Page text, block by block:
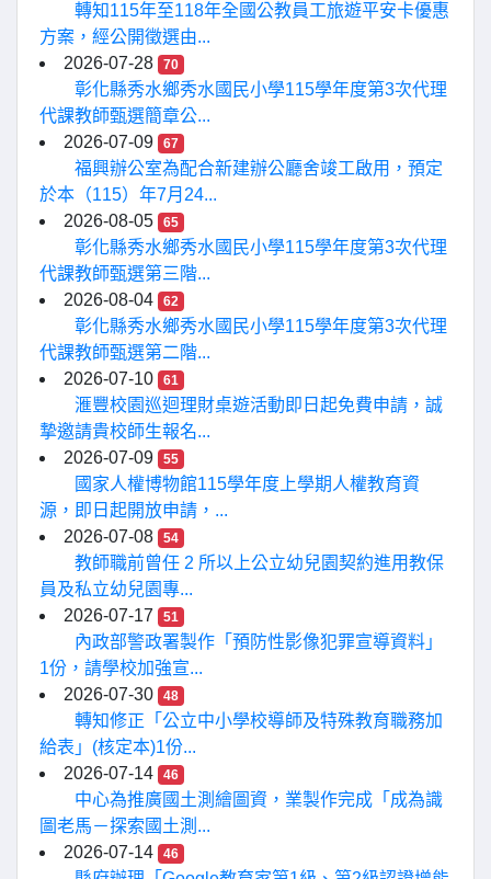
轉知115年至118年全國公教員工旅遊平安卡優惠
方案，經公開徵選由...
2026-07-28
70
彰化縣秀水鄉秀水國民小學115學年度第3次代理
代課教師甄選簡章公...
2026-07-09
67
福興辦公室為配合新建辦公廳舍竣工啟用，預定
於本（115）年7月24...
2026-08-05
65
彰化縣秀水鄉秀水國民小學115學年度第3次代理
代課教師甄選第三階...
2026-08-04
62
彰化縣秀水鄉秀水國民小學115學年度第3次代理
代課教師甄選第二階...
2026-07-10
61
滙豐校園巡迴理財桌遊活動即日起免費申請，誠
摯邀請貴校師生報名...
2026-07-09
55
國家人權博物館115學年度上學期人權教育資
源，即日起開放申請，...
2026-07-08
54
教師職前曾任 2 所以上公立幼兒園契約進用教保
員及私立幼兒園專...
2026-07-17
51
內政部警政署製作「預防性影像犯罪宣導資料」
1份，請學校加強宣...
2026-07-30
48
轉知修正「公立中小學校導師及特殊教育職務加
給表」(核定本)1份...
2026-07-14
46
中心為推廣國土測繪圖資，業製作完成「成為識
圖老馬－探索國土測...
2026-07-14
46